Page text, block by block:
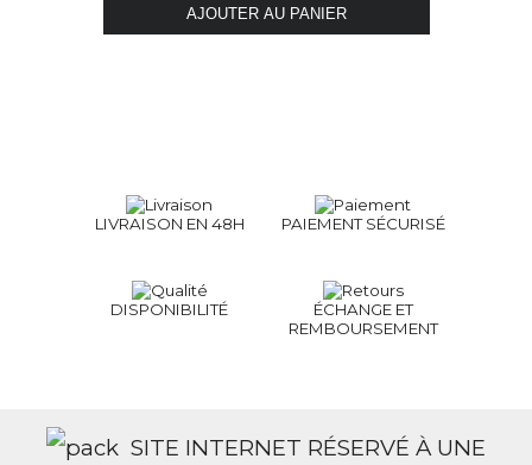
LIVRAISON EN 48H PAIEMENT SÉCURISÉ
DISPONIBILITÉ
ÉCHANGE ET
REMBOURSEMENT
SITE INTERNET RÉSERVÉ À UNE